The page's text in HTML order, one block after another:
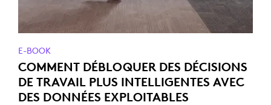
E-BOOK
COMMENT DÉBLOQUER DES DÉCISIONS
DE TRAVAIL PLUS INTELLIGENTES AVEC
DES DONNÉES EXPLOITABLES